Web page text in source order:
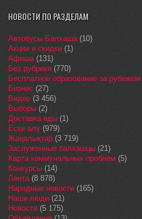
НОВОСТИ ПО РАЗДЕЛАМ
Автобусы Балхаша(10)
Акции и скидки (1)
Афиша(131)
Без рубрики (770)
Бесплатное образование за рубежом
Бизнес (27)
Видео (3 456)
Выборы (2)
Доставка еды (1)
Еске алу (979)
Жаңалықтар (3 719)
Заслуженные балхашцы (21)
Карта коммунальных проблем (5)
Конкурсы (14)
Лента(8 878)
Народные новости (165)
Наши люди (21)
Новости (5 175)